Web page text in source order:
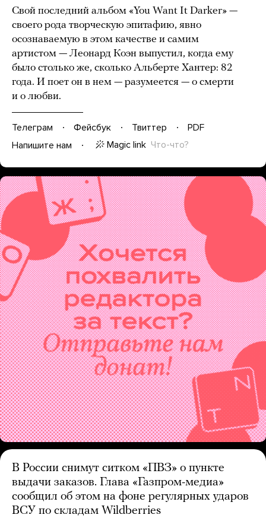
Свой последний альбом «You Want It Darker» —
своего рода творческую эпитафию, явно
осознаваемую в этом качестве и самим
артистом — Леонард Коэн выпустил, когда ему
было столько же, сколько Альберте Хантер: 82
года. И поет он в нем — разумеется — о смерти
и о любви.
Телеграм Фейсбук Твиттер
PDF
Напишите нам
Magic link Что-что?
В России снимут ситком «ПВЗ» о пункте
выдачи заказов. Глава «Газпром-медиа»
сообщил об этом на фоне регулярных ударов
ВСУ по складам Wildberries